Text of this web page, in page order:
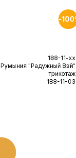
-
188-11-xx
Румыния "Радужный Вэй"
трикотаж
188-11-03